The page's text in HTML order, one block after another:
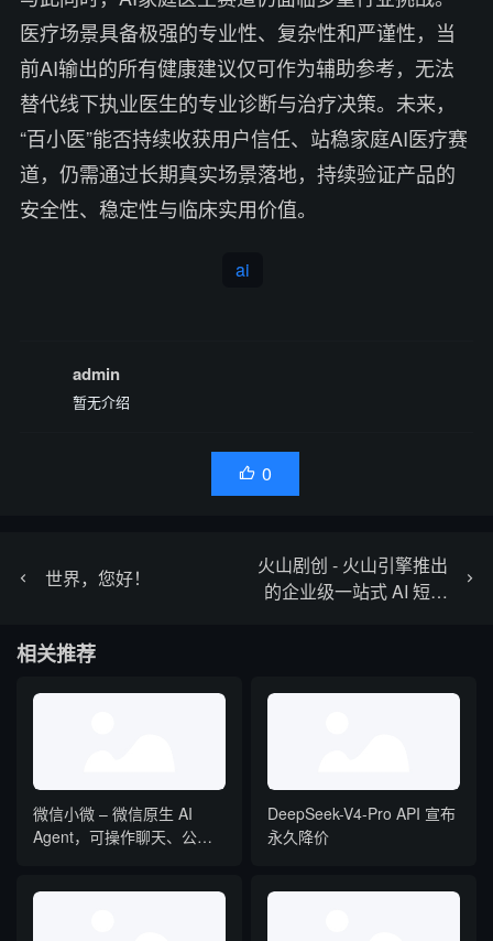
医疗场景具备极强的专业性、复杂性和严谨性，当
前AI输出的所有健康建议仅可作为辅助参考，无法
替代线下执业医生的专业诊断与治疗决策。未来，
“百小医”能否持续收获用户信任、站稳家庭AI医疗赛
道，仍需通过长期真实场景落地，持续验证产品的
安全性、稳定性与临床实用价值。
ai
admin
暂无介绍
 0
世界，您好！
火山剧创 - 火山引擎推出
的企业级一站式 AI 短剧
相关推荐
微信小微 – 微信原生 AI
Agent，可操作聊天、公众
DeepSeek-V4-Pro API 宣布
永久降价